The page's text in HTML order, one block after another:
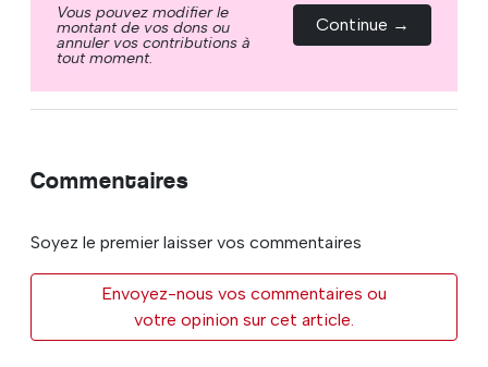
Vous pouvez modifier le
montant de vos dons ou
annuler vos contributions à
tout moment.
Continue →
Commentaires
Soyez le premier laisser vos commentaires
Envoyez-nous vos commentaires ou
votre opinion sur cet article.